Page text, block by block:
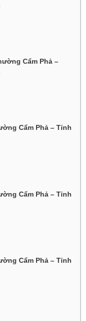
Cẩm Phả –
Cẩm Phả – Tỉnh
Cẩm Phả – Tỉnh
Cẩm Phả – Tỉnh